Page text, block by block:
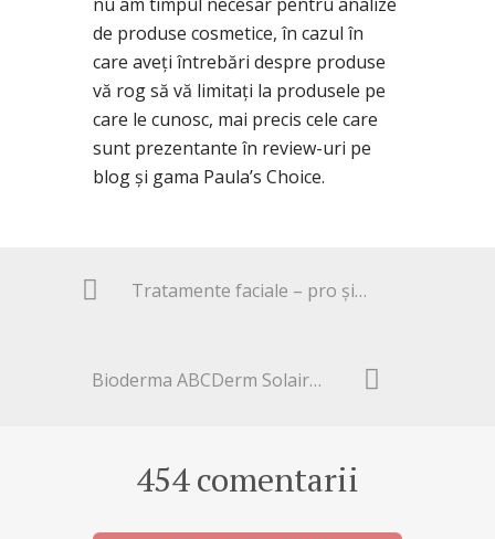
de produse cosmetice, în cazul în
care aveți întrebări despre produse
vă rog să vă limitați la produsele pe
care le cunosc, mai precis cele care
sunt prezentante în review-uri pe
blog și gama Paula’s Choice.
Tratamente faciale – pro și contra
Bioderma ABCDerm Solaire SPF 50+ Review
454 comentarii